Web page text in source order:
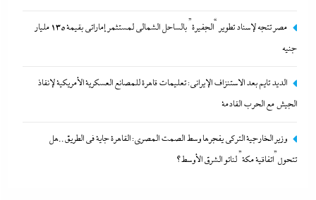
الديد تايم بعد الاستنزاف الإيرانى: تعليمات قاهرة للمصانع العسكرية
الأمريكية لإنقاذ الجيش مع الحرب القادمة
مصر تتجه لإسناد تطوير “الجفيرة” بالساحل الشمالي لمستثمر إماراتي بقيمة 135 مليار
جنيه
الديد تايم بعد الاستنزاف الإيرانى: تعليمات قاهرة للمصانع العسكرية الأمريكية لإنقاذ
الجيش مع الحرب القادمة
وزير الخارجية التركى يفجرها وسط الصمت المصري: القاهرة جاية في الطريق..هل
تتحول”اتفاقية مكة” لناتو الشرق الأوسط؟